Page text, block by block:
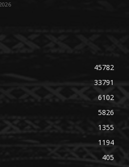
45782
33791
6102
5826
1355
1194
405